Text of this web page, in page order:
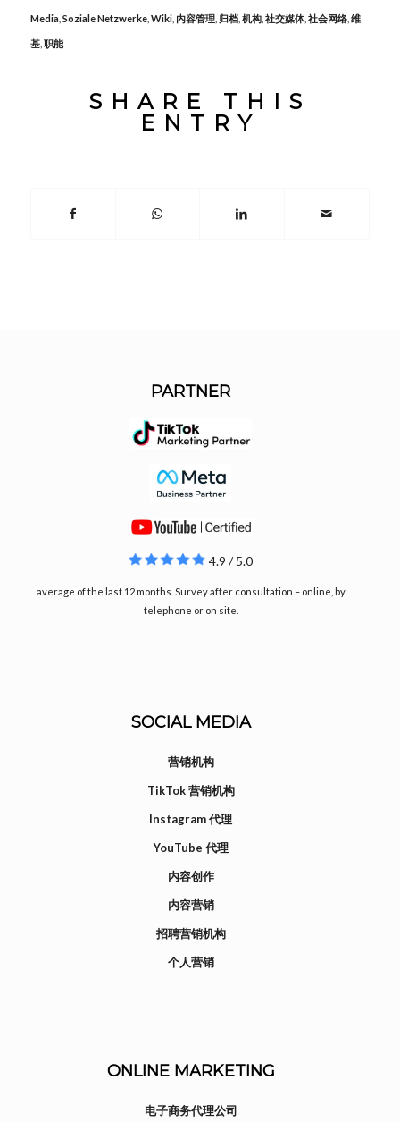
Media, Soziale Netzwerke, Wiki, 内容管理, 归档, 机构, 社交媒体, 社会网络, 维
基, 职能
SHARE THIS
ENTRY
PARTNER
4.9 / 5.0
average of the last 12 months. Survey after consultation – online, by
telephone or on site.
SOCIAL MEDIA
营销机构
TikTok 营销机构
Instagram 代理
YouTube 代理
内容创作
内容营销
招聘营销机构
个人营销
ONLINE MARKETING
电子商务代理公司